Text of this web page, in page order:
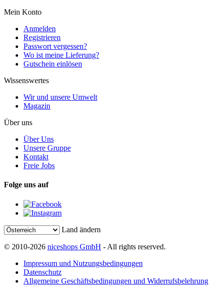
Mein Konto
Anmelden
Registrieren
Passwort vergessen?
Wo ist meine Lieferung?
Gutschein einlösen
Wissenswertes
Wir und unsere Umwelt
Magazin
Über uns
Über Uns
Unsere Gruppe
Kontakt
Freie Jobs
Folge uns auf
Land ändern
© 2010-2026 niceshops GmbH - All rights reserved.
Impressum und Nutzungsbedingungen
Datenschutz
Allgemeine Geschäftsbedingungen und Widerrufsbelehrung